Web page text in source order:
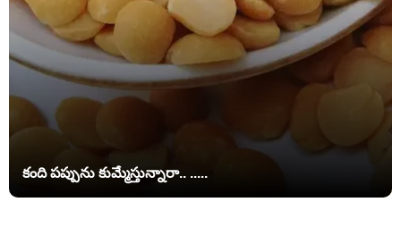
కంది పప్పును కుమ్మేస్తున్నారా.. .....